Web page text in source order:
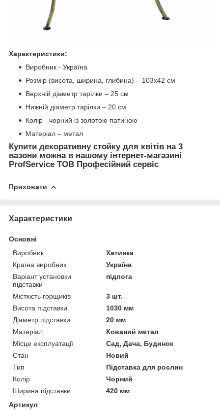
Характеристики:
Виробник - Україна
Розмір (висота, ширина, глибина) – 103х42 см
Верхній діаметр тарілки – 25 см
Нижній діаметр тарілки – 20 см
Колір - чорний із золотою патиною
Матеріал – метал
Купити декоративну стойку для квітів на 3
вазони можна в нашому інтернет-магазині
ProfService ТОВ Професійний сервіс
Приховати
Характеристики
Основні
Виробник
Хатинка
Країна виробник
Україна
Варіант установки
підставки
підлога
Місткість горщиків
3 шт.
Висота підставки
1030 мм
Діаметр підставки
20 мм
Матеріал
Кований метал
Місце експлуатації
Сад, Дача, Будинок
Стан
Новий
Тип
Підставка для рослин
Колір
Чорний
Ширина підставки
420 мм
Артикул